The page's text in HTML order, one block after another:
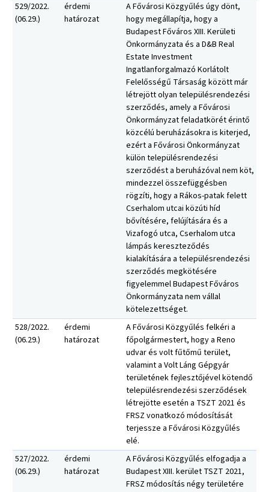
529/2022.
(06.29.)
érdemi
határozat
A Fővárosi Közgyűlés úgy dönt,
hogy megállapítja, hogy a
Budapest Főváros XIII. Kerületi
Önkormányzata és a D&B Real
Estate Investment
Ingatlanforgalmazó Korlátolt
Felelősségű Társaság között már
létrejött olyan településrendezési
szerződés, amely a Fővárosi
Önkormányzat feladatkörét érintő
közcélú beruházásokra is kiterjed,
ezért a Fővárosi Önkormányzat
külön településrendezési
szerződést a beruházóval nem köt,
mindezzel összefüggésben
rögzíti, hogy a Rákos-patak felett
Cserhalom utcai közúti híd
bővítésére, felújítására és a
Vizafogó utca, Cserhalom utca
lámpás kereszteződés
kialakítására a településrendezési
szerződés megkötésére
figyelemmel Budapest Főváros
Önkormányzata nem vállal
kötelezettséget.
528/2022.
(06.29.)
érdemi
határozat
A Fővárosi Közgyűlés felkéri a
főpolgármestert, hogy a Reno
udvar és volt fűtőmű terület,
valamint a Volt Láng Gépgyár
területének fejlesztőjével kötendő
településrendezési szerződések
létrejötte esetén a TSZT 2021 és
FRSZ vonatkozó módosítását
terjessze a Fővárosi Közgyűlés
elé.
527/2022.
(06.29.)
érdemi
határozat
A Fővárosi Közgyűlés elfogadja a
Budapest XIII. kerület TSZT 2021,
FRSZ módosítás négy területére